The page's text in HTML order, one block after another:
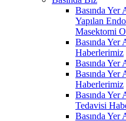
Basında
Yapılan
Masektomi
Basında
Haberlerimiz
Basında Yer
Basında Yer
Haberlerimiz
Basında Yer
Tedavisi
Basında Yer